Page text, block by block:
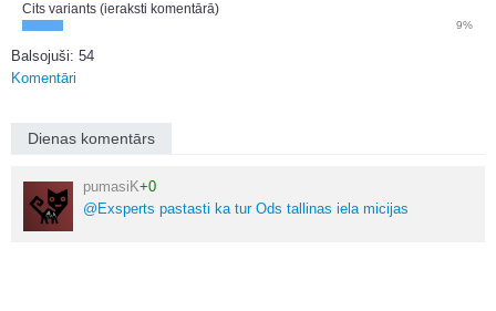
Cits variants (ieraksti komentārā)
9%
Balsojuši: 54
Komentāri
Dienas komentārs
pumasiK+0
@Exsperts pastasti ka tur Ods tallinas iela micijas